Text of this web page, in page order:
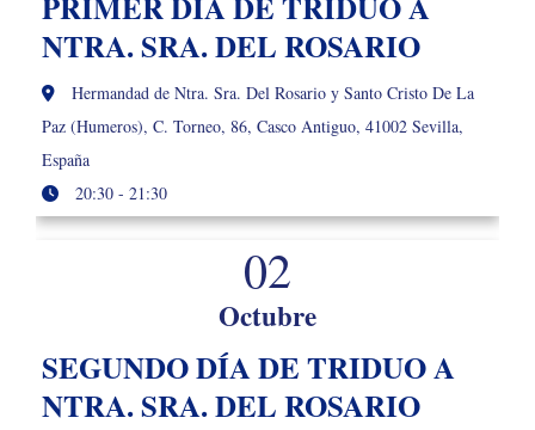
NTRA. SRA. DEL ROSARIO
Hermandad de Ntra. Sra. Del Rosario y Santo Cristo De La
Paz (Humeros), C. Torneo, 86, Casco Antiguo, 41002 Sevilla,
España
20:30 - 21:30
02
Octubre
SEGUNDO DÍA DE TRIDUO A
NTRA. SRA. DEL ROSARIO